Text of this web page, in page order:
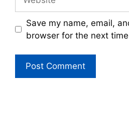
Save my name, email,
browser for the next